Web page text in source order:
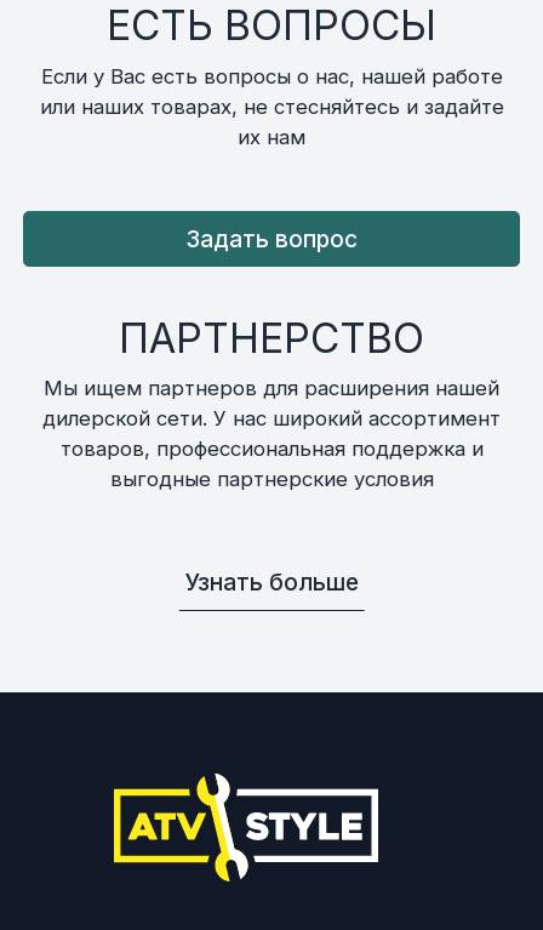
ЕСТЬ ВОПРОСЫ
Если у Вас есть вопросы о нас, нашей работе
или наших товарах, не стесняйтесь и задайте
их нам
Задать вопрос
ПАРТНЕРСТВО
Мы ищем партнеров для расширения нашей
дилерской сети. У нас широкий ассортимент
товаров, профессиональная поддержка и
выгодные партнерские условия
Узнать больше